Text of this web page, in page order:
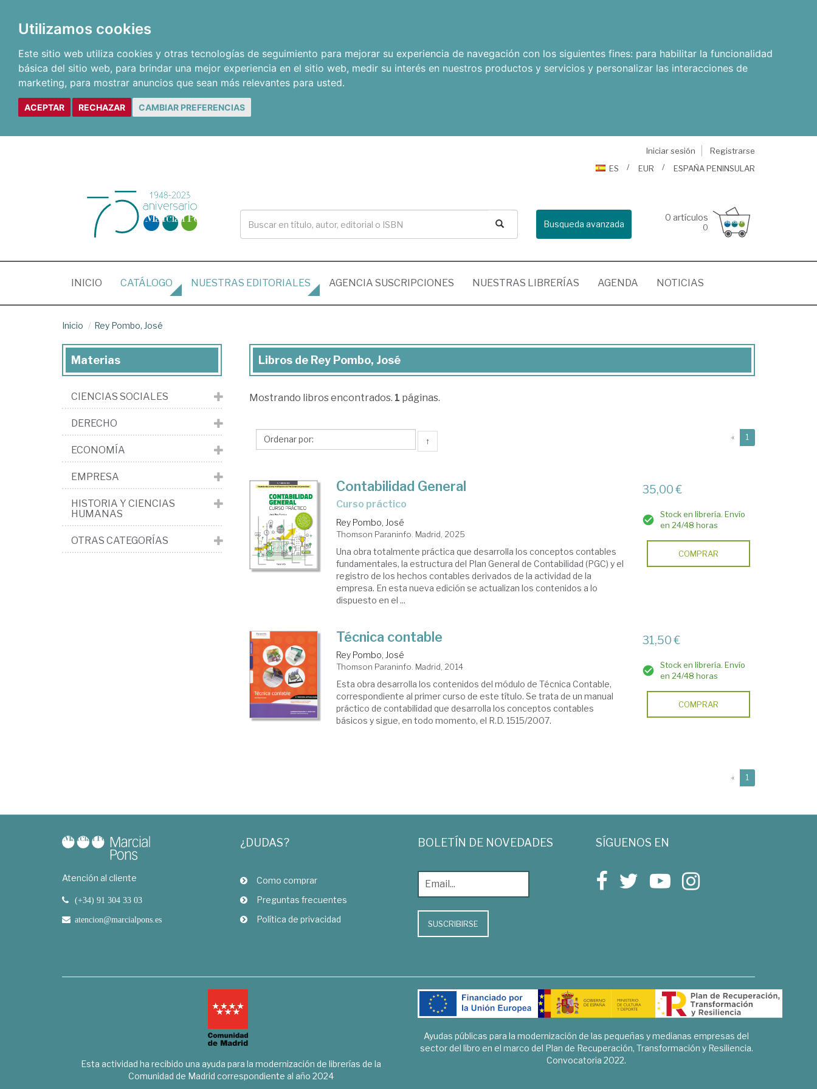
Utilizamos cookies
Este sitio web utiliza cookies y otras tecnologías de seguimiento para mejorar su experiencia de navegación con los siguientes fines: para habilitar la funcionalidad
básica del sitio web, para brindar una mejor experiencia en el sitio web, medir su interés en nuestros productos y servicios y personalizar las interacciones de
marketing, para mostrar anuncios que sean más relevantes para usted.
ACEPTAR RECHAZAR CAMBIAR PREFERENCIAS
Iniciar sesión
Registrarse
ES
EUR ESPAÑA PENINSULAR
Busqueda avanzada
0 artículos
0
INICIO (CURRENT)
CATÁLOGO NUESTRAS EDITORIALES AGENCIA SUSCRIPCIONES NUESTRAS LIBRERÍAS AGENDA NOTICIAS
Inicio Rey Pombo, José
Libros
Rey
José
Libros de Rey Pombo, José
Mostrando libros encontrados. 1 páginas.
↑ « 1
Contabilidad General
Curso práctico
Rey Pombo, José
Thomson Paraninfo. Madrid, 2025
Una obra totalmente práctica que desarrolla los conceptos contables
fundamentales, la estructura del Plan General de Contabilidad (PGC) y el
registro de los hechos contables derivados de la actividad de la
empresa. En esta nueva edición se actualizan los contenidos a lo
dispuesto en el ...
35,00 €
Stock en librería. Envío
en 24/48 horas
COMPRAR
Técnica contable
Rey Pombo, José
Thomson Paraninfo. Madrid, 2014
Esta obra desarrolla los contenidos del módulo de Técnica Contable,
correspondiente al primer curso de este título. Se trata de un manual
práctico de contabilidad que desarrolla los conceptos contables
básicos y sigue, en todo momento, el R.D. 1515/2007.
31,50 €
Stock en librería. Envío
en 24/48 horas
COMPRAR
« 1
Materias
CIENCIAS SOCIALES
DERECHO
ECONOMÍA
EMPRESA
HISTORIA Y CIENCIAS
HUMANAS
OTRAS CATEGORÍAS
Atención al cliente
(+34) 91 304 33 03
atencion@marcialpons.es
¿DUDAS?
Como comprar
Preguntas frecuentes
Política de privacidad
BOLETÍN DE NOVEDADES
SUSCRIBIRSE
SÍGUENOS EN
Esta actividad ha recibido una ayuda para la modernización de librerías de la
Comunidad de Madrid correspondiente al año 2024
Ayudas públicas para la modernización de las pequeñas y medianas empresas del
sector del libro en el marco del Plan de Recuperación, Transformación y Resiliencia.
Convocatoria 2022.